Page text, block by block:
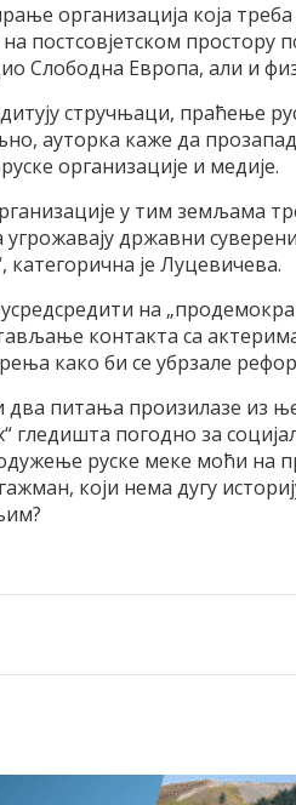
организација која
постсовјетском простору
Слободна Европа, али и
стручњаци, праћење
ауторка каже да
организације и медије.
у тим земљама
државни
категорична је Луцевичева.
на
контакта са
како би се убрзале
два питања произилазе из
погодно за
руске меке моћи на
који нема дугу